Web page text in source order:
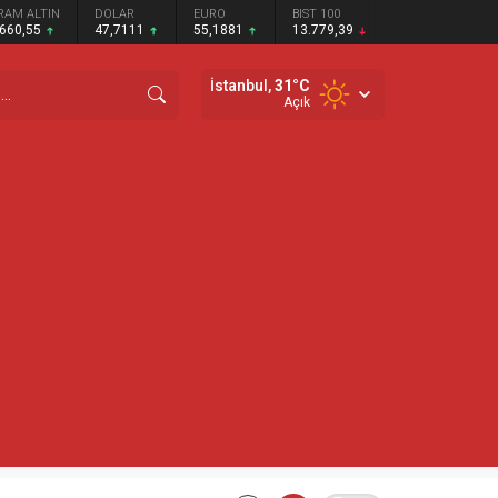
ALTIN DOLAR
47,7111
EURO
55,1881
BIST 100
13.779,39
İstanbul,31 °C
Açık